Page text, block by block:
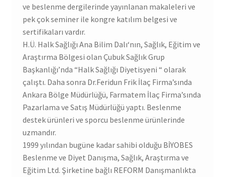
ve beslenme dergilerinde yayınlanan makaleleri ve
pek çok seminer ile kongre katılım belgesi ve
sertifikaları vardır.
H.Ü. Halk Sağlığı Ana Bilim Dalı‘nın, Sağlık, Eğitim ve
Araştırma Bölgesi olan Çubuk Sağlık Grup
Başkanlığı’nda “Halk Sağlığı Diyetisyeni “ olarak
çalıştı. Daha sonra Dr.Feridun Frik İlaç Firma’sında
Ankara Bölge Müdürlüğü, Farmatem İlaç Firma’sında
Pazarlama ve Satış Müdürlüğü yaptı. Beslenme
destek ürünleri ve sporcu beslenme ürünlerinde
uzmandır.
1999 yılından bugüne kadar sahibi olduğu BİYOBES
Beslenme ve Diyet Danışma, Sağlık, Araştırma ve
Eğitim Ltd. Şirketine bağlı REFORM Danışmanlıkta